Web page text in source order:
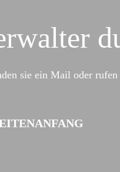
sie ein Mail oder rufen